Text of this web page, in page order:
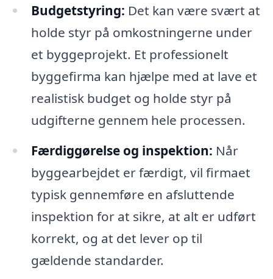
Budgetstyring: Det kan være svært at
holde styr på omkostningerne under
et byggeprojekt. Et professionelt
byggefirma kan hjælpe med at lave et
realistisk budget og holde styr på
udgifterne gennem hele processen.
Færdiggørelse og inspektion: Når
byggearbejdet er færdigt, vil firmaet
typisk gennemføre en afsluttende
inspektion for at sikre, at alt er udført
korrekt, og at det lever op til
gældende standarder.